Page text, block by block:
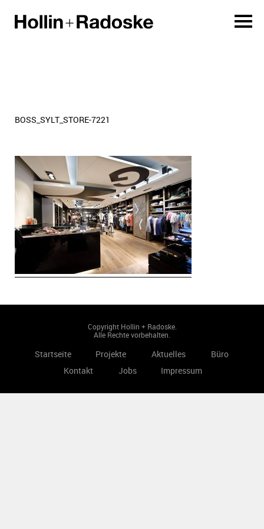
BOSS_SYLT_STORE-7221
Copyright Hollin + Radoske.
Alle Rechte vorbehalten.
Startseite Projekte Aktuelles
Büro
Kontakt
Jobs Impressum